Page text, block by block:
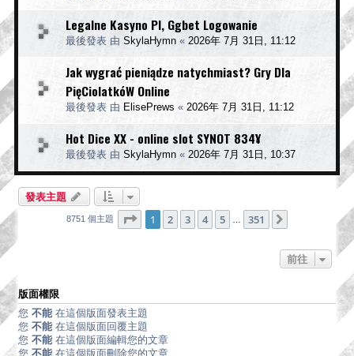
Legalne Kasyno Pl, Ggbet Logowanie
最後發表 由 SkylaHymn « 2026年 7月 31日, 11:12
Jak wygrać pieniądze natychmiast? Gry Dla
PięCiolatkóW Online
最後發表 由 ElisePrews « 2026年 7月 31日, 11:12
Hot Dice XX - online slot SYNOT 834¥
最後發表 由 SkylaHymn « 2026年 7月 31日, 10:37
發表主題
8751 個主題 1 頁 (共351頁)
1 2 3 4 5 351
前往
版面權限
您 不能 在這個版面發表主題
您 不能 在這個版面回覆主題
您 不能 在這個版面編輯您的文章
您 不能 在這個版面刪除您的文章